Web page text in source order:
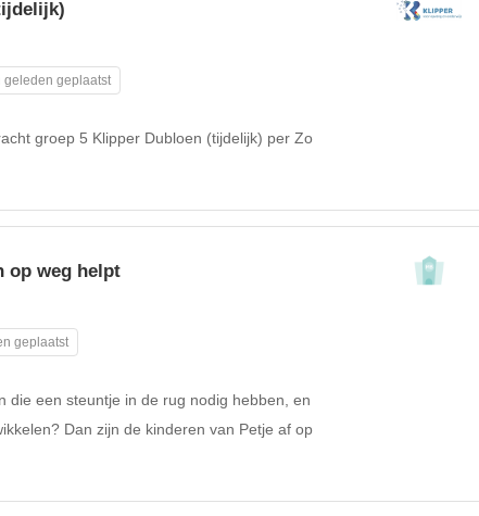
geleden geplaatst
groep 5 Klipper Dubloen (tijdelijk) per Zo
op weg helpt
geplaatst
die een steuntje in de rug nodig hebben, en
Dan zijn de kinderen van Petje af op